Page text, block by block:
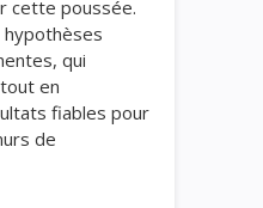
cette poussée.
hypothèses
qui
en
fiables pour
de